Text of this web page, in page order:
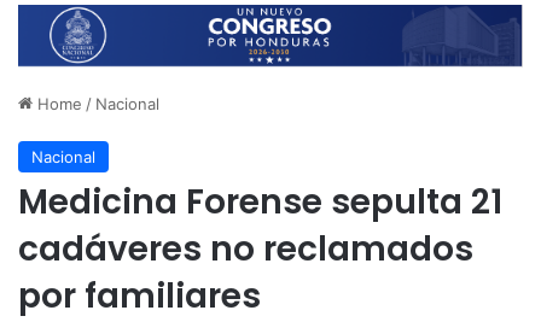
Home / Nacional
Nacional
Medicina Forense sepulta 21
cadáveres no reclamados
por familiares